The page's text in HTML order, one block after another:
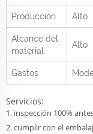
Producción Alto
Alcance del
material
Alto
Gastos
Servicios:
1. inspección 100%
2. cumplir con el